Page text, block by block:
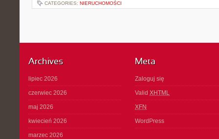
CATEGORIES: NIERUCHOMOŚCI
Archives
lipiec 2026
czerwiec 2026
maj 2026
kwiecień 2026
marzec 2026
Meta
Zaloguj się
Valid XHTML
XFN
WordPress